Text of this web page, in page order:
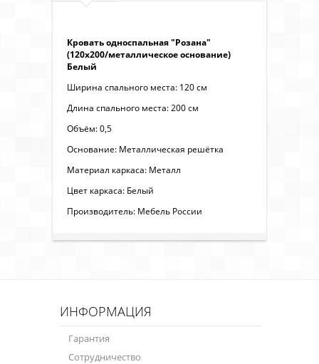
Кровать односпальная "Розана"
(120х200/металлическое основание)
Белый
Ширина спального места: 120 см
Длина спального места: 200 см
Объём: 0,5
Основание: Металлическая решётка
Материал каркаса: Металл
Цвет каркаса: Белый
Производитель: Мебель России
ИНФОРМАЦИЯ
Гарантия
Сотрудничество